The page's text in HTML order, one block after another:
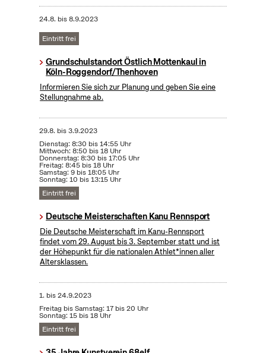
24.8. bis8.9.2023
Eintritt frei
Grundschulstandort Östlich Mottenkaul in
Köln-Roggendorf/Thenhoven
Informieren Sie sich zur Planung und geben Sie eine
Stellungnahme ab.
29.8. bis3.9.2023
Dienstag: 8:30 bis 14:55 Uhr
Mittwoch: 8:50 bis 18 Uhr
Donnerstag: 8:30 bis 17:05 Uhr
Freitag: 8:45 bis 18 Uhr
Samstag: 9 bis 18:05 Uhr
Sonntag: 10 bis 13:15 Uhr
Eintritt frei
Deutsche Meisterschaften Kanu Rennsport
Die Deutsche Meisterschaft im Kanu-Rennsport
findet vom 29. August bis 3. September statt und ist
der Höhepunkt für die nationalen Athlet*innen aller
Altersklassen.
1. bis24.9.2023
Freitag bis Samstag: 17 bis 20 Uhr
Sonntag: 15 bis 18 Uhr
Eintritt frei